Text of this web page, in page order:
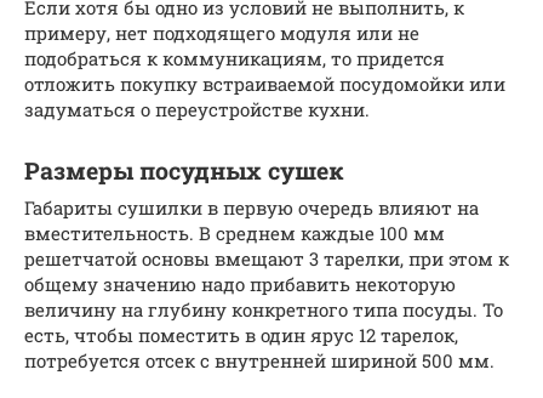
Если хотя бы одно из условий не выполнить, к
примеру, нет подходящего модуля или не
подобраться к коммуникациям, то придется
отложить покупку встраиваемой посудомойки или
задуматься о переустройстве кухни.
Размеры посудных сушек
Габариты сушилки в первую очередь влияют на
вместительность. В среднем каждые 100 мм
решетчатой основы вмещают 3 тарелки, при этом к
общему значению надо прибавить некоторую
величину на глубину конкретного типа посуды. То
есть, чтобы поместить в один ярус 12 тарелок,
потребуется отсек с внутренней шириной 500 мм.